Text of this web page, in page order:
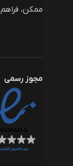
ممکن، فراهم می کند. گلمون با
مجوز رسمی